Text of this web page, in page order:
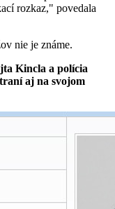
rozkaz," povedala
nie je známe.
Kincla a polícia
aj na svojom